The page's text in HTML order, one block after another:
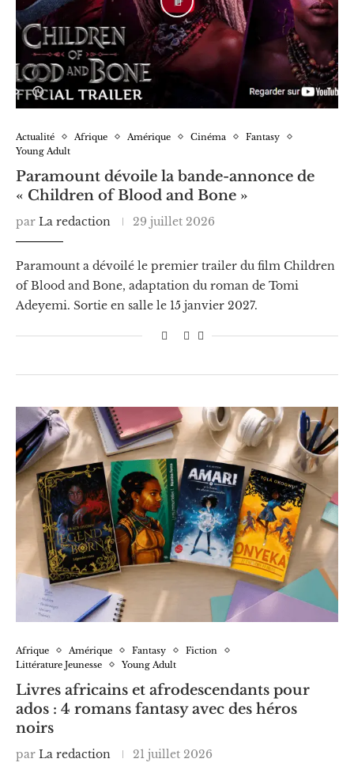
Actualité Afrique Amérique Cinéma
Fantasy
Young Adult
Paramount dévoile la bande-annonce de
« Children of Blood and Bone »
par La redaction 29 juillet 2026
Paramount a dévoilé le premier trailer du film Children
of Blood and Bone, adaptation du roman de Tomi
Adeyemi. Sortie en salle le 15 janvier 2027.
Afrique Amérique Fantasy
Fiction
Littérature Jeunesse
Young Adult
Livres africains et afrodescendants pour
ados : 4 romans fantasy avec des héros
noirs
par La redaction 21 juillet 2026